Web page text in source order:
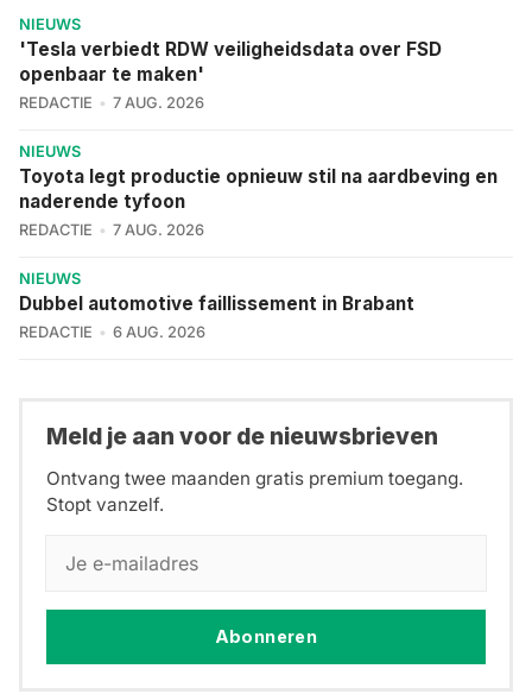
NIEUWS
'Tesla verbiedt RDW veiligheidsdata over FSD
openbaar te maken'
REDACTIE 7 AUG. 2026
NIEUWS
Toyota legt productie opnieuw stil na aardbeving en
naderende tyfoon
REDACTIE 7 AUG. 2026
NIEUWS
Dubbel automotive faillissement in Brabant
REDACTIE 6 AUG. 2026
Meld je aan voor de nieuwsbrieven
Ontvang twee maanden gratis premium toegang.
Stopt vanzelf.
Abonneren